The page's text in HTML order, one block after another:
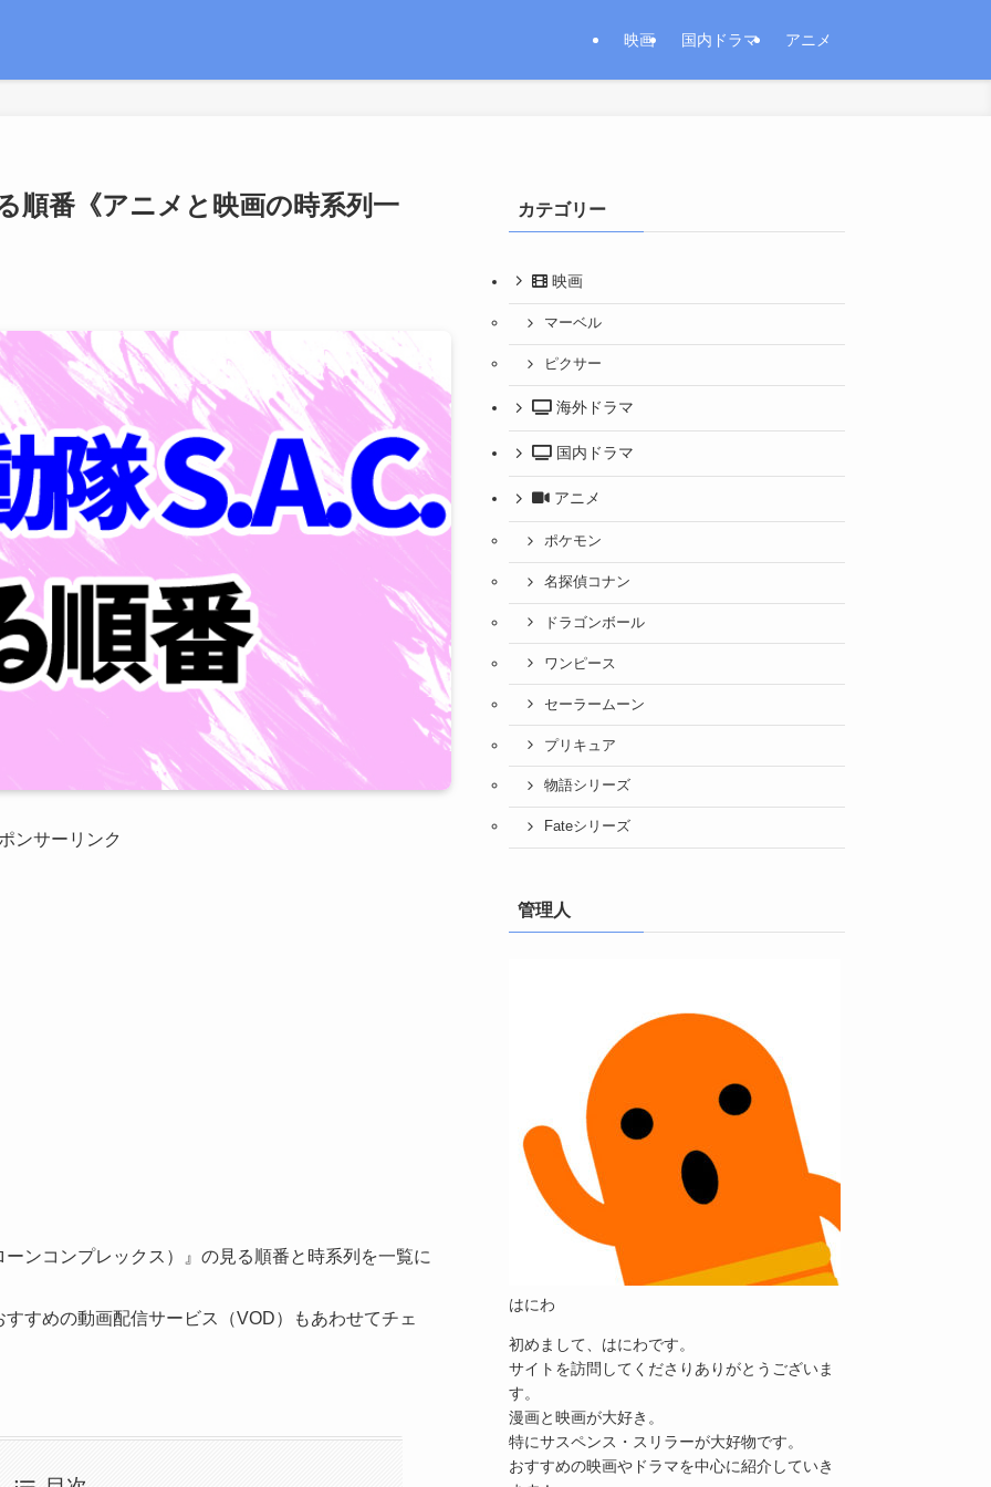
映画 国内ドラマ アニメ
順番《アニメと映画の時系列一
ンサーリンク
ンコンプレックス）』の見る順番と時系列を一覧に
すめの動画配信サービス（VOD）もあわせてチェ
カテゴリー
映画
マーベル
ピクサー
海外ドラマ
国内ドラマ
アニメ
ポケモン
名探偵コナン
ドラゴンボール
ワンピース
セーラームーン
プリキュア
物語シリーズ
Fateシリーズ
管理人
はにわ
初めまして、はにわです。
サイトを訪問してくださりありがとうございま
す。
漫画と映画が大好き。
特にサスペンス・スリラーが大好物です。
おすすめの映画やドラマを中心に紹介していき